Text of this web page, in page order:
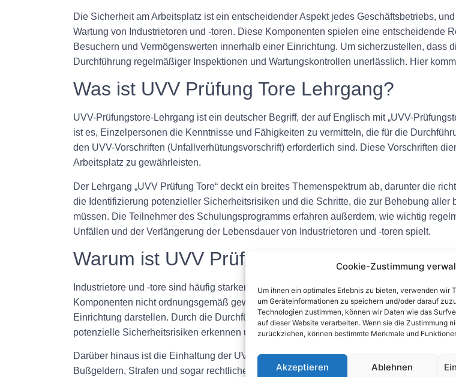
Cookie-Zustimmung
Um ihnen ein optimales Erlebnis zu bieten, verwenden wir
um Geräteinformationen zu speichern und/oder darauf
Technologien zustimmen, können wir Daten wie das
auf dieser Website verarbeiten. Wenn sie die Zustimmung
zurückziehen, können bestimmte Merkmale und
Akzeptieren Ablehnen
Die Sicherheit am Arbeitsplatz ist ein entscheidender Aspekt jedes Geschäftsbetriebs,
Wartung von Industrietoren und -toren. Diese Komponenten spielen eine entscheidende
Besuchern und Vermögenswerten innerhalb einer Einrichtung. Um sicherzustellen, dass
Durchführung regelmäßiger Inspektionen und Wartungskontrollen unerlässlich. Hier
Was ist UVV Prüfung Tore Lehrgang?
UVV-Prüfungstore-Lehrgang ist ein deutscher Begriff, der auf Englisch mit „UVV-
ist es, Einzelpersonen die Kenntnisse und Fähigkeiten zu vermitteln, die für die
den UVV-Vorschriften (Unfallverhütungsvorschrift) erforderlich sind. Diese Vorschriften
Arbeitsplatz zu gewährleisten.
Der Lehrgang „UVV Prüfung Tore“ deckt ein breites Themenspektrum ab, darunter die
die Identifizierung potenzieller Sicherheitsrisiken und die Schritte, die zur Behebung
müssen. Die Teilnehmer des Schulungsprogramms erfahren außerdem, wie wichtig
Unfällen und der Verlängerung der Lebensdauer von Industrietoren und -toren spielt.
Warum ist UVV Prüfung Tore Lehrgang
Industrietore und -tore sind häufig starker Beanspruchung ausgesetzt und können im
Komponenten nicht ordnungsgemäß gewartet werden, können sie ein erhebliches
Einrichtung darstellen. Durch die Durchführung regelmäßiger Inspektionen und
potenzielle Sicherheitsrisiken erkennen und beheben, bevor sie zu Unfällen führen.
Darüber hinaus ist die Einhaltung der UVV-Vorschriften in vielen Ländern gesetzlich
Bußgeldern, Strafen und sogar rechtlichen Schritten führen. Durch die Sicherstellung